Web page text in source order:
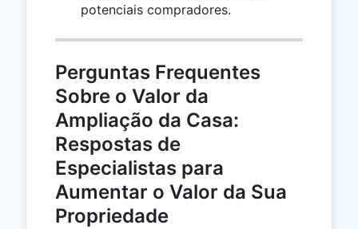
potenciais compradores.
Perguntas Frequentes
Sobre o Valor da
Ampliação da Casa:
Respostas de
Especialistas para
Aumentar o Valor da Sua
Propriedade